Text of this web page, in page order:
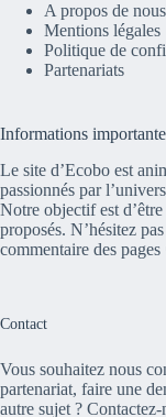
A propos de nous
Mentions légales
Politique de
Partenariats
Informations
Le site d’Ecobo est
passionnés par
Notre objectif est
proposés. N’hésitez
commentaire des
Contact
Vous souhaitez nous
partenariat, faire une
autre sujet ? Contactez-